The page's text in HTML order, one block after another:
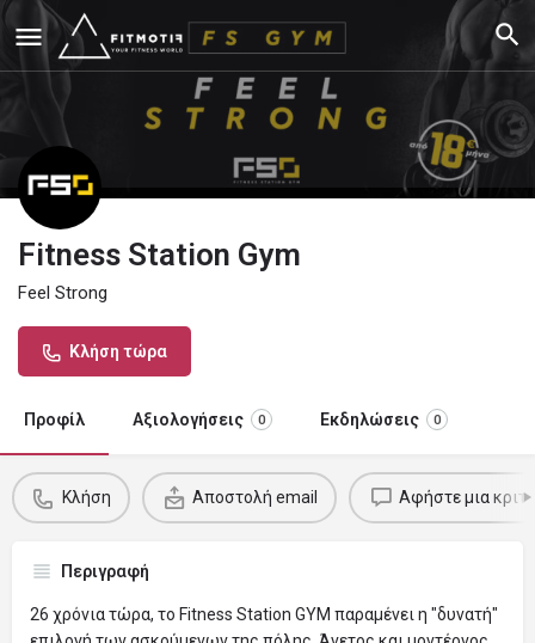
Fitness Station Gym
Feel Strong
Κλήση τώρα
Προφίλ Αξιολογήσεις 0 Εκδηλώσεις 0
Κλήση Αποστολή email Αφήστε μια
Περιγραφή
26 χρόνια τώρα, το Fitness Station GYM παραμένει η "δυνατή"